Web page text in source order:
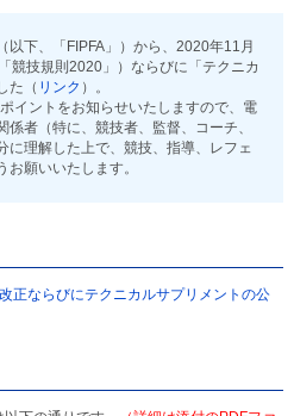
下、「FIPFA」）から、2020年11月
競技規則2020」）ならびに「テクニカ
た（ リンク ）。
イントをお知らせいたしますので、電
者（特に、競技者、監督、コーチ、
に理解した上で、競技、指導、レフェ
お願いいたします。
正ならびにテクニカルサプリメントの公